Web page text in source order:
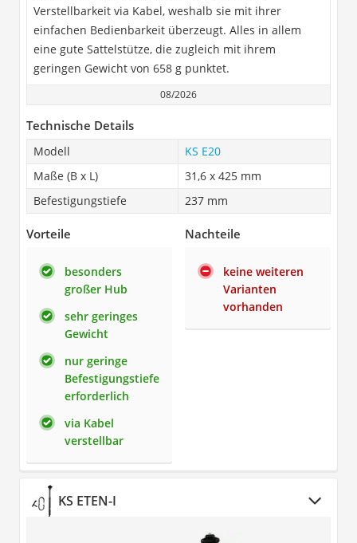
Verstellbarkeit via Kabel, weshalb sie mit ihrer
einfachen Bedienbarkeit überzeugt. Alles in allem
eine gute Sattelstütze, die zugleich mit ihrem
geringen Gewicht von 658 g punktet.
08/2026
Technische Details
Modell
KS E20
Maße (B x L)
31,6 x 425 mm
Befestigungstiefe
237 mm
Vorteile
besonders
großer Hub
sehr geringes
Gewicht
nur geringe
Befestigungstiefe
erforderlich
via Kabel
verstellbar
Nachteile
keine weiteren
Varianten
vorhanden
KS ETEN-I